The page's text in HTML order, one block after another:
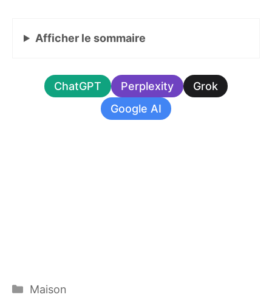
Afficher le sommaire
ChatGPT Perplexity
Grok
Google AI
Catégories
Maison